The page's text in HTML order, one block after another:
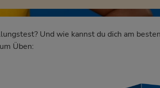
Und wie kannst du dich am
Üben: